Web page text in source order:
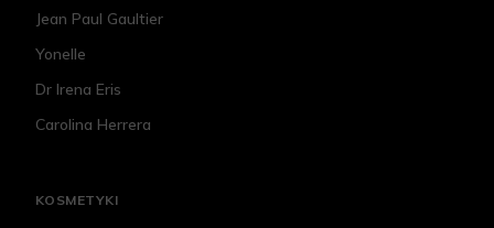
Jean Paul Gaultier
Yonelle
Dr Irena Eris
Carolina Herrera
KOSMETYKI